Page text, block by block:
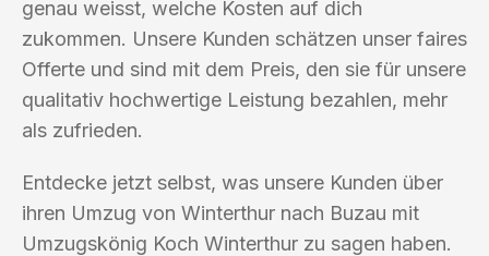
genau weisst, welche Kosten auf dich
zukommen. Unsere Kunden schätzen unser faires
Offerte und sind mit dem Preis, den sie für unsere
qualitativ hochwertige Leistung bezahlen, mehr
als zufrieden.
Entdecke jetzt selbst, was unsere Kunden über
ihren Umzug von Winterthur nach Buzau mit
Umzugskönig Koch Winterthur zu sagen haben.